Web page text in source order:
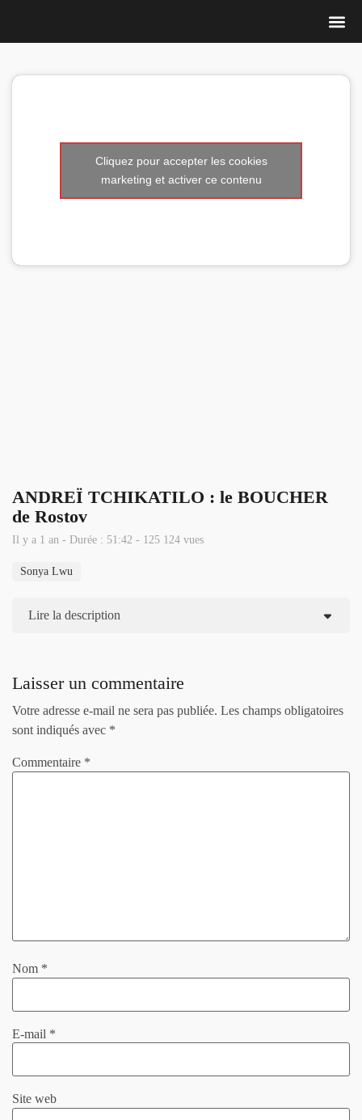
Cliquez pour accepter les cookies
marketing et activer ce contenu
ANDREÏ TCHIKATILO : le BOUCHER
de Rostov
Il y a 1 an - Durée : 51:42 - 125 124 vues
Sonya Lwu
Lire la description
Laisser un commentaire
Votre adresse e-mail ne sera pas publiée. Les champs obligatoires
sont indiqués avec *
Commentaire *
Nom *
E-mail *
Site web